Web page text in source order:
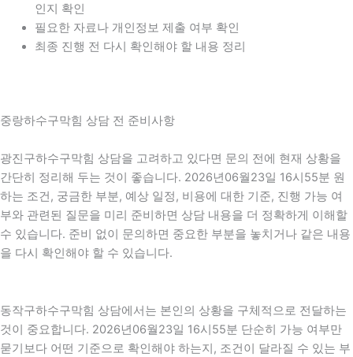
인지 확인
필요한 자료나 개인정보 제출 여부 확인
최종 진행 전 다시 확인해야 할 내용 정리
중랑하수구막힘 상담 전 준비사항
광진구하수구막힘 상담을 고려하고 있다면 문의 전에 현재 상황을
간단히 정리해 두는 것이 좋습니다. 2026년06월23일 16시55분 원
하는 조건, 궁금한 부분, 예상 일정, 비용에 대한 기준, 진행 가능 여
부와 관련된 질문을 미리 준비하면 상담 내용을 더 정확하게 이해할
수 있습니다. 준비 없이 문의하면 중요한 부분을 놓치거나 같은 내용
을 다시 확인해야 할 수 있습니다.
동작구하수구막힘 상담에서는 본인의 상황을 구체적으로 전달하는
것이 중요합니다. 2026년06월23일 16시55분 단순히 가능 여부만
묻기보다 어떤 기준으로 확인해야 하는지, 조건이 달라질 수 있는 부